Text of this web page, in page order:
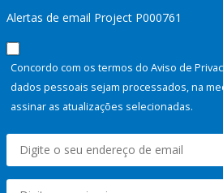
Alertas de email Project P000761
Concordo com os termos do Aviso de
dados pessoais sejam processados, na
assinar as atualizações selecionadas.